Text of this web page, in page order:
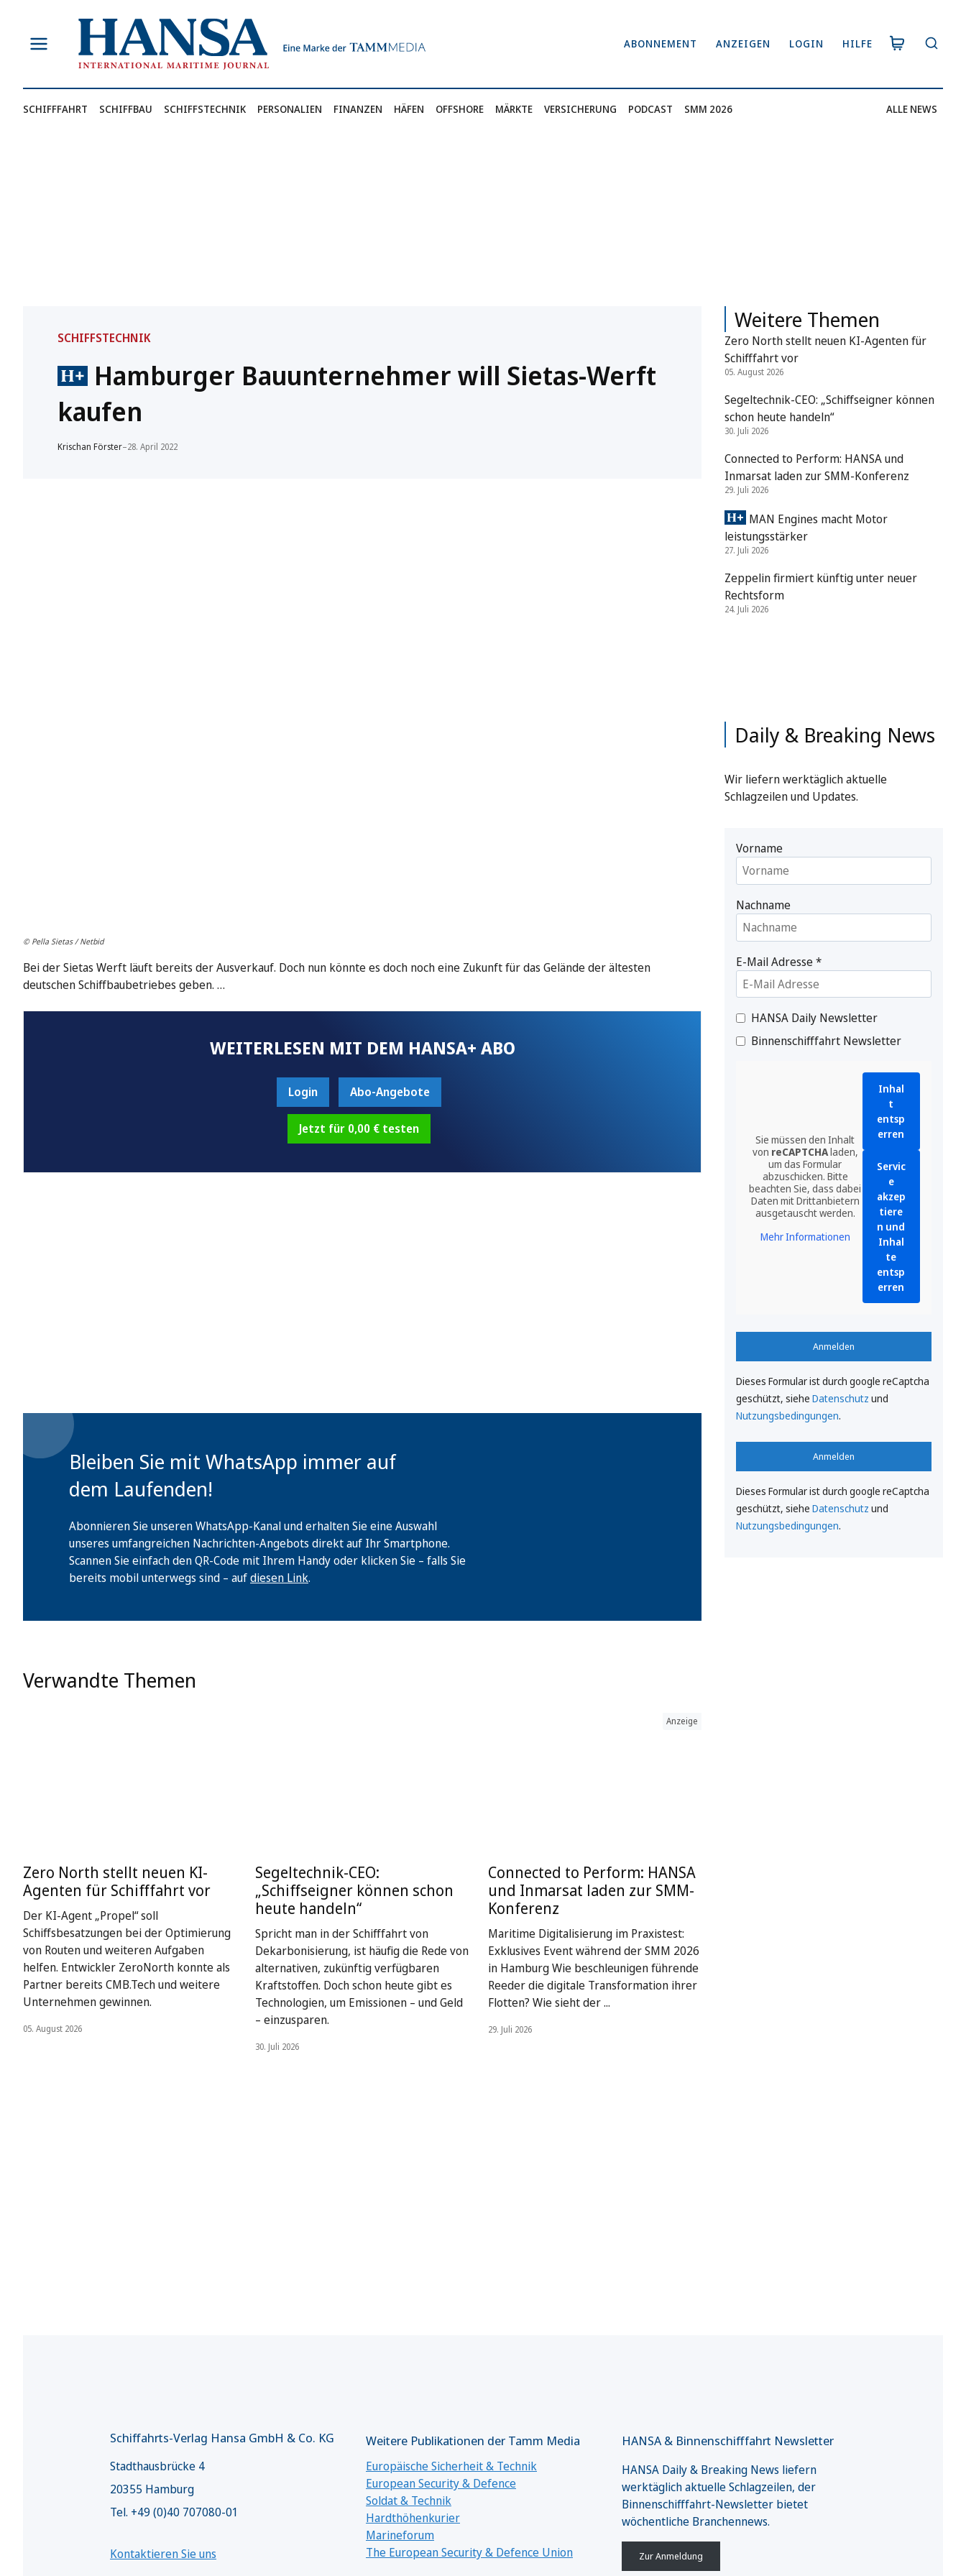
springen
ABONNEMENT ANZEIGEN LOGIN HILFE
SCHIFFFAHRT SCHIFFBAU SCHIFFSTECHNIK PERSONALIEN FINANZEN HÄFEN OFFSHORE MÄRKTE VERSICHERUNG PODCAST SMM 2026 ALLE NEWS
SCHIFFSTECHNIK
Hamburger Bauunternehmer will Sietas-Werft
kaufen
Krischan Förster–28. April 2022
© Pella Sietas / Netbid
Bei der Sietas Werft läuft bereits der Ausverkauf. Doch nun könnte es doch noch eine Zukunft für das Gelände der ältesten
deutschen Schiffbaubetriebes geben. …
WEITERLESEN MIT DEM HANSA+ ABO
Login Abo-Angebote
Jetzt für 0,00 € testen
Bleiben Sie mit WhatsApp immer auf
dem Laufenden!
Abonnieren Sie unseren WhatsApp-Kanal und erhalten Sie eine Auswahl
unseres umfangreichen Nachrichten-Angebots direkt auf Ihr Smartphone.
Scannen Sie einfach den QR-Code mit Ihrem Handy oder klicken Sie – falls Sie
bereits mobil unterwegs sind – aufdiesen Link.
Verwandte Themen
Zero North stellt neuen KI-
Agenten für Schifffahrt vor
Der KI-Agent „Propel“ soll
Schiffsbesatzungen bei der Optimierung
von Routen und weiteren Aufgaben
helfen. Entwickler ZeroNorth konnte als
Partner bereits CMB.Tech und weitere
Unternehmen gewinnen.
05. August 2026
Segeltechnik-CEO:
„Schiffseigner können schon
heute handeln“
Spricht man in der Schifffahrt von
Dekarbonisierung, ist häufig die Rede von
alternativen, zukünftig verfügbaren
Kraftstoffen. Doch schon heute gibt es
Technologien, um Emissionen – und Geld
– einzusparen.
30. Juli 2026
Anzeige
Connected to Perform: HANSA
und Inmarsat laden zur SMM-
Konferenz
Maritime Digitalisierung im Praxistest:
Exklusives Event während der SMM 2026
in Hamburg Wie beschleunigen führende
Reeder die digitale Transformation ihrer
Flotten? Wie sieht der ...
29. Juli 2026
Weitere Themen
Zero North stellt neuen KI-Agenten für
Schifffahrt vor
05. August 2026
Segeltechnik-CEO: „Schiffseigner können
schon heute handeln“
30. Juli 2026
Connected to Perform: HANSA und
Inmarsat laden zur SMM-Konferenz
29. Juli 2026
MAN Engines macht Motor
leistungsstärker
27. Juli 2026
Zeppelin firmiert künftig unter neuer
Rechtsform
24. Juli 2026
Daily & Breaking News
Wir liefern werktäglich aktuelle
Schlagzeilen und Updates.
Vorname
Nachname
E-Mail Adresse*
HANSA Daily Newsletter
Binnenschifffahrt Newsletter
Sie müssen den Inhalt
von reCAPTCHAladen,
um das Formular
abzuschicken. Bitte
beachten Sie, dass dabei
Daten mit Drittanbietern
ausgetauscht werden.
Mehr Informationen
Inhal
t
entsp
erren
Servic
e
akzep
tiere
n und
Inhal
te
entsp
erren
Anmelden
Dieses Formular ist durch google reCaptcha
geschützt, siehe Datenschutz und
Nutzungsbedingungen.
Anmelden
Dieses Formular ist durch google reCaptcha
geschützt, siehe Datenschutz und
Nutzungsbedingungen.
Schiffahrts-Verlag Hansa GmbH & Co. KG
Stadthausbrücke 4
20355 Hamburg
Tel. +49 (0)40 707080-01
Kontaktieren Sie uns
Weitere Publikationen der Tamm Media
Europäische Sicherheit & Technik
European Security & Defence
Soldat & Technik
Hardthöhenkurier
Marineforum
The European Security & Defence Union
HANSA & Binnenschifffahrt Newsletter
HANSA Daily & Breaking News liefern
werktäglich aktuelle Schlagzeilen, der
Binnenschifffahrt-Newsletter bietet
wöchentliche Branchennews.
Zur Anmeldung